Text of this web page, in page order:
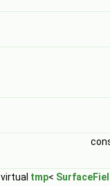
virtual tmp<